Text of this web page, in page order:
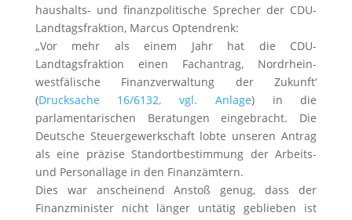
haushalts- und finanzpolitische Sprecher der CDU-
Landtagsfraktion, Marcus Optendrenk:
„Vor mehr als einem Jahr hat die CDU-
Landtagsfraktion einen Fachantrag, Nordrhein-
westfälische Finanzverwaltung der Zukunft‘
(Drucksache 16/6132, vgl. Anlage) in die
parlamentarischen Beratungen eingebracht. Die
Deutsche Steuergewerkschaft lobte unseren Antrag
als eine präzise Standortbestimmung der Arbeits-
und Personallage in den Finanzämtern.
Dies war anscheinend Anstoß genug, dass der
Finanzminister nicht länger untätig geblieben ist